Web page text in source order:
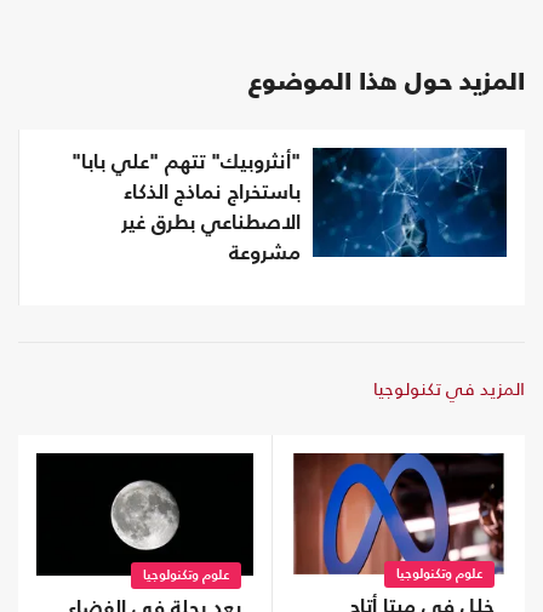
المزيد حول هذا الموضوع
"أنثروبيك" تتهم "علي بابا"
باستخراج نماذج الذكاء
الاصطناعي بطرق غير
مشروعة
المزيد في تكنولوجيا
علوم وتكنولوجيا
خلل في ميتا أتاح
علوم وتكنولوجيا